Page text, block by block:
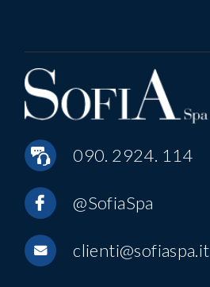
090. 2924. 114
@SofiaSpa
clienti@sofiaspa.it